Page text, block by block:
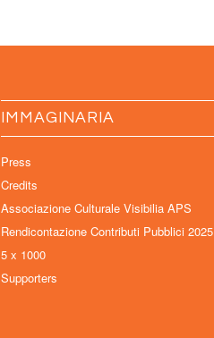
IMMAGINARIA
Press
Credits
Associazione Culturale Visibilia APS
Rendicontazione Contributi Pubblici 2025
5 x 1000
Supporters